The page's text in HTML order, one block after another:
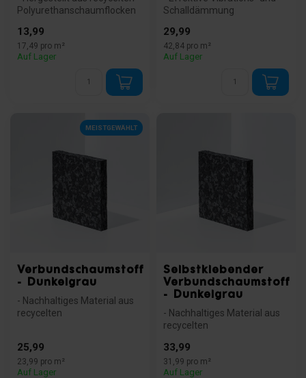
Polyurethanschaumflocken
13,99
17,49 pro m²
Auf Lager
Schalldämmung
robuster PU...
29,99
42,84 pro m²
Auf Lager
MEISTGEWÄHLT
Verbundschaumstoff
- Dunkelgrau
- Nachhaltiges Material aus
recycelten
25,99
23,99 pro m²
Auf Lager
Selbstklebender
Verbundschaumstoff
- Dunkelgrau
- Nachhaltiges Material aus
recycelten
- Hervorragende ...
33,99
31,99 pro m²
Auf Lager